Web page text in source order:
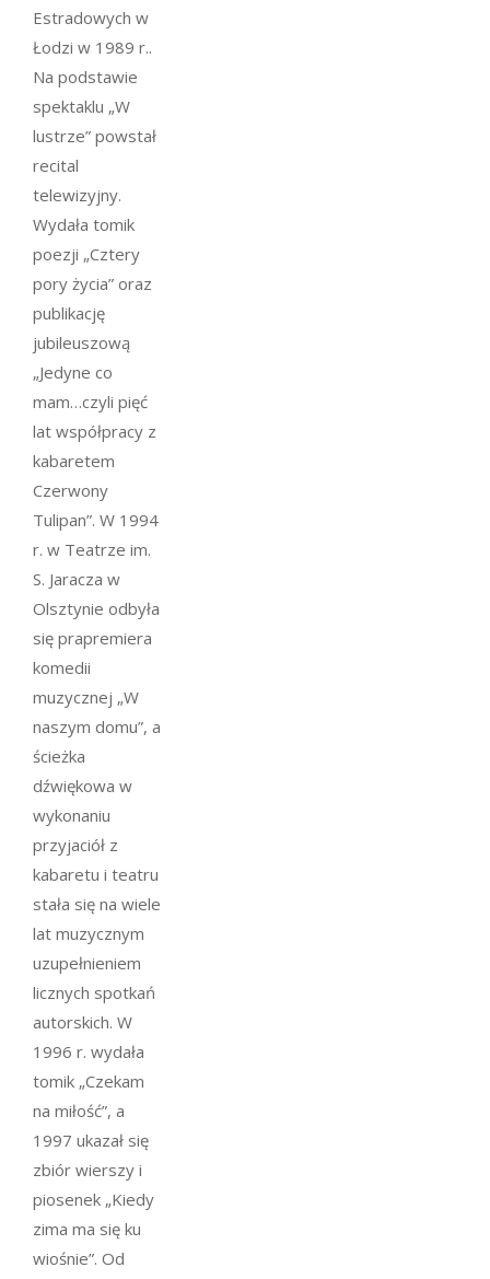
Estradowych w
Łodzi w 1989 r..
Na podstawie
spektaklu „W
lustrze” powstał
recital
telewizyjny.
Wydała tomik
poezji „Cztery
pory życia” oraz
publikację
jubileuszową
„Jedyne co
mam…czyli pięć
lat współpracy z
kabaretem
Czerwony
Tulipan”. W 1994
r. w Teatrze im.
S. Jaracza w
Olsztynie odbyła
się prapremiera
komedii
muzycznej „W
naszym domu”, a
ścieżka
dźwiękowa w
wykonaniu
przyjaciół z
kabaretu i teatru
stała się na wiele
lat muzycznym
uzupełnieniem
licznych spotkań
autorskich. W
1996 r. wydała
tomik „Czekam
na miłość”, a
1997 ukazał się
zbiór wierszy i
piosenek „Kiedy
zima ma się ku
wiośnie”. Od